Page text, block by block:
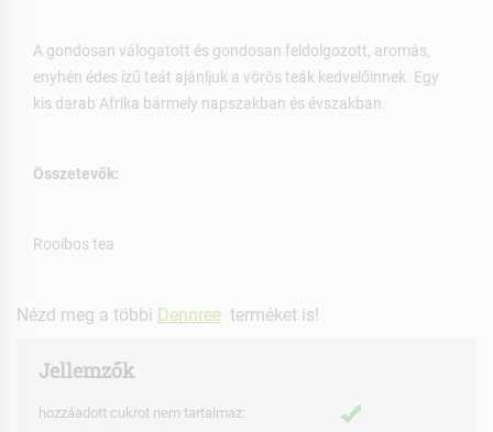
A gondosan válogatott és gondosan feldolgozott, aromás,
enyhén édes ízű teát ajánljuk a vörös teák kedvelőinnek. Egy
kis darab Afrika bármely napszakban és évszakban.
Összetevők:
Rooibos tea
Nézd meg a többi Dennree terméket is!
Jellemzők
hozzáadott cukrot nem tartalmaz: